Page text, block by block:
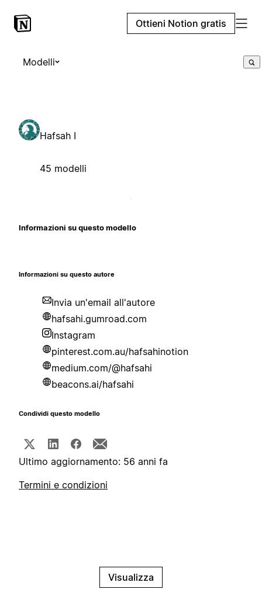
Ottieni Notion gratis
Modelli
Hafsah I
45 modelli
Informazioni su questo modello
Informazioni su questo autore
Invia un'email all'autore
hafsahi.gumroad.com
Instagram
pinterest.com.au/hafsahinotion
medium.com/@hafsahi
beacons.ai/hafsahi
Condividi questo modello
Ultimo aggiornamento: 56 anni fa
Termini e condizioni
Visualizza